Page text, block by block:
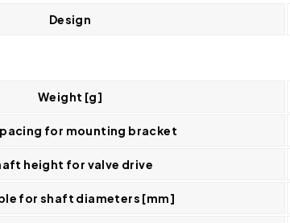
Design
Weight [g]
for mounting bracket
height for valve drive
for shaft diameters [mm]